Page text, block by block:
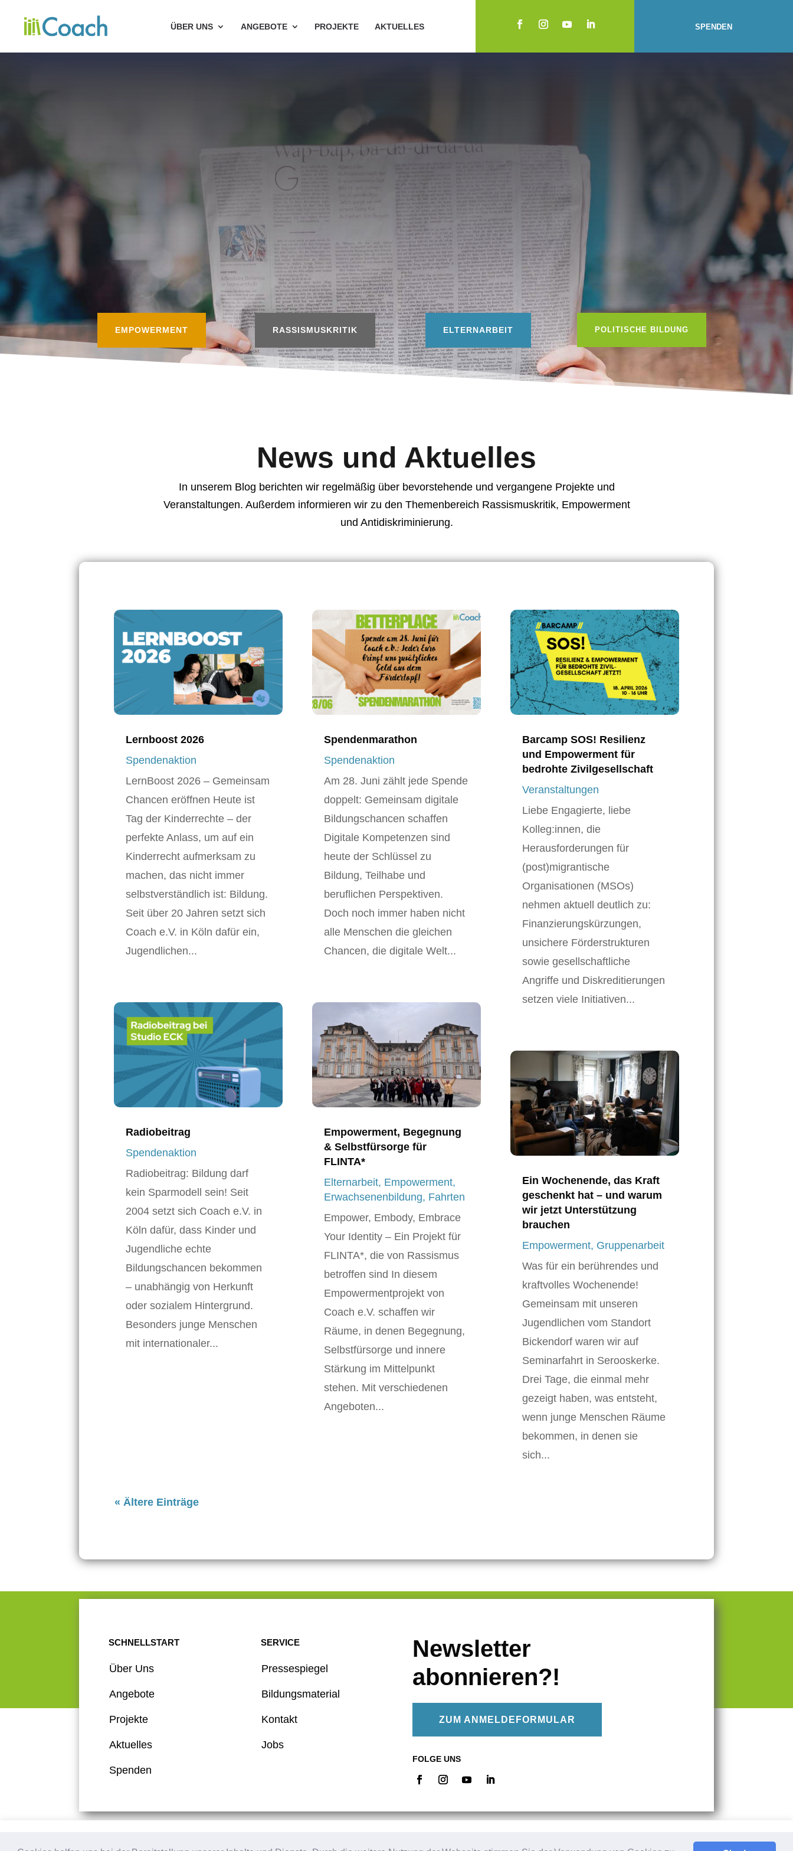
ÜBER UNS ANGEBOTE PROJEKTE AKTUELLES SPENDEN
EMPOWERMENT RASSISMUSKRITIK ELTERNARBEIT POLITISCHE BILDUNG
News und Aktuelles
In unserem Blog berichten wir regelmäßig über bevorstehende und vergangene Projekte und
Veranstaltungen. Außerdem informieren wir zu den Themenbereich Rassismuskritik, Empowerment
und Antidiskriminierung.
Lernboost 2026
Spendenaktion
LernBoost 2026 – Gemeinsam
Chancen eröffnen Heute ist
Tag der Kinderrechte – der
perfekte Anlass, um auf ein
Kinderrecht aufmerksam zu
machen, das nicht immer
selbstverständlich ist: Bildung.
Seit über 20 Jahren setzt sich
Coach e.V. in Köln dafür ein,
Jugendlichen...
Radiobeitrag
Spendenaktion
Radiobeitrag: Bildung darf
kein Sparmodell sein! Seit
2004 setzt sich Coach e.V. in
Köln dafür, dass Kinder und
Jugendliche echte
Bildungschancen bekommen
– unabhängig von Herkunft
oder sozialem Hintergrund.
Besonders junge Menschen
mit internationaler...
Spendenmarathon
Spendenaktion
Am 28. Juni zählt jede Spende
doppelt: Gemeinsam digitale
Bildungschancen schaffen
Digitale Kompetenzen sind
heute der Schlüssel zu
Bildung, Teilhabe und
beruflichen Perspektiven.
Doch noch immer haben nicht
alle Menschen die gleichen
Chancen, die digitale Welt...
Empowerment, Begegnung
& Selbstfürsorge für
FLINTA*
Elternarbeit, Empowerment,
Erwachsenenbildung, Fahrten
Empower, Embody, Embrace
Your Identity – Ein Projekt für
FLINTA*, die von Rassismus
betroffen sind In diesem
Empowermentprojekt von
Coach e.V. schaffen wir
Räume, in denen Begegnung,
Selbstfürsorge und innere
Stärkung im Mittelpunkt
stehen. Mit verschiedenen
Angeboten...
Barcamp SOS! Resilienz
und Empowerment für
bedrohte Zivilgesellschaft
Veranstaltungen
Liebe Engagierte, liebe
Kolleg:innen, die
Herausforderungen für
(post)migrantische
Organisationen (MSOs)
nehmen aktuell deutlich zu:
Finanzierungskürzungen,
unsichere Förderstrukturen
sowie gesellschaftliche
Angriffe und Diskreditierungen
setzen viele Initiativen...
Ein Wochenende, das Kraft
geschenkt hat – und warum
wir jetzt Unterstützung
brauchen
Empowerment, Gruppenarbeit
Was für ein berührendes und
kraftvolles Wochenende!
Gemeinsam mit unseren
Jugendlichen vom Standort
Bickendorf waren wir auf
Seminarfahrt in Serooskerke.
Drei Tage, die einmal mehr
gezeigt haben, was entsteht,
wenn junge Menschen Räume
bekommen, in denen sie
sich...
« Ältere Einträge
SCHNELLSTART
Über Uns
Angebote
Projekte
Aktuelles
Spenden
SERVICE
Pressespiegel
Bildungsmaterial
Kontakt
Jobs
Newsletter
abonnieren?!
ZUM ANMELDEFORMULAR
FOLGE UNS
Impressum Datenschutz Kontakt